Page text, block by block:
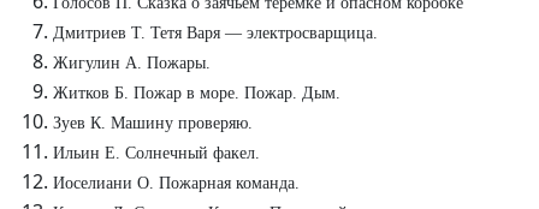
Дмитриев Т. Тетя Варя — электросварщица.
Жигулин А. Пожары.
Житков Б. Пожар в море. Пожар. Дым.
Зуев К. Машину проверяю.
Ильин Е. Солнечный факел.
Иоселиани О. Пожарная команда.